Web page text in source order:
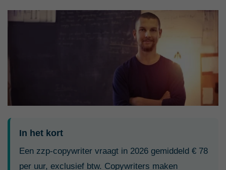
In het kort
Een zzp-copywriter vraagt in 2026 gemiddeld € 78
per uur, exclusief btw. Copywriters maken